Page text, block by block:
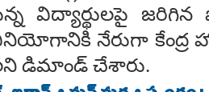
విద్యార్థులపై
నేరుగా
డిమాండ్ చేశారు.